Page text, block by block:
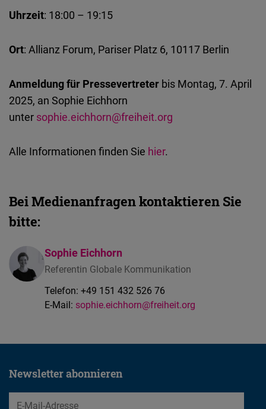
Uhrzeit: 18:00 – 19:15
Ort: Allianz Forum, Pariser Platz 6, 10117 Berlin
Anmeldung für Pressevertreter bis Montag, 7. April
2025, an Sophie Eichhorn
unter sophie.eichhorn@freiheit.org
Alle Informationen finden Sie hier.
Bei Medienanfragen kontaktieren Sie
bitte:
Sophie Eichhorn
Referentin Globale Kommunikation
Telefon: +49 151 432 526 76
E-Mail: sophie.eichhorn@freiheit.org
Newsletter abonnieren
EMail